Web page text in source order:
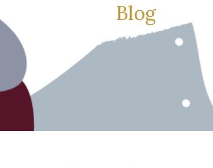
Blog